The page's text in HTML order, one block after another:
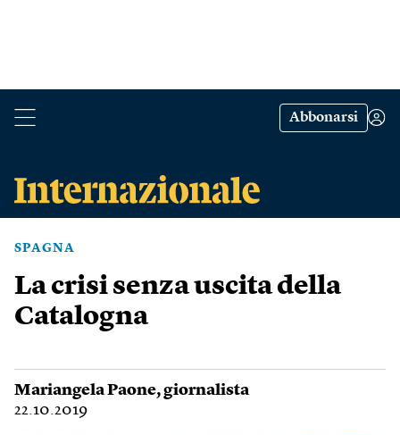
Abbonarsi
SPAGNA
La crisi senza uscita della
Catalogna
Mariangela Paone, giornalista
22.10.2019